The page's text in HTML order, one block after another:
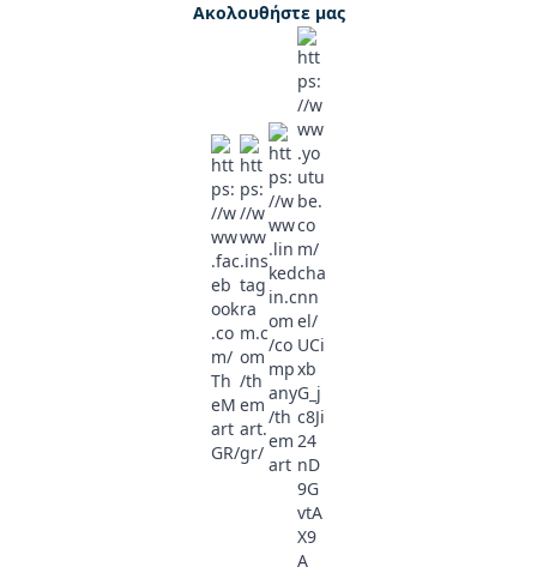
Ακολουθήστε μας